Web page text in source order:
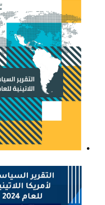
اللاتينية للعام 2023